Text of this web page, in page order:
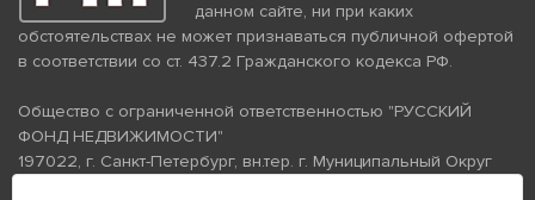
данном сайте, ни при каких
обстоятельствах не может признаваться публичной офертой
в соответствии со ст. 437.2 Гражданского кодекса РФ.
Общество с ограниченной ответственностью "РУССКИЙ
ФОНД НЕДВИЖИМОСТИ"
197022, г. Санкт-Петербург, вн.тер. г. Муниципальный Округ